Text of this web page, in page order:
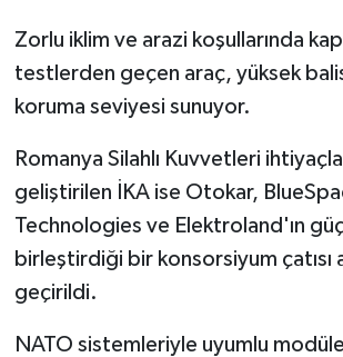
Zorlu iklim ve arazi koşullarında
testlerden geçen araç, yüksek
koruma seviyesi sunuyor.
Romanya Silahlı Kuvvetleri
geliştirilen İKA ise Otokar,
Technologies ve Elektroland'ın
birleştirdiği bir konsorsiyum çatısı
geçirildi.
NATO sistemleriyle uyumlu